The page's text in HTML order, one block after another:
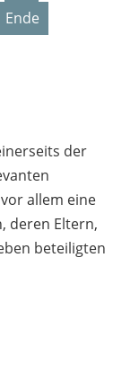
Ende
der
allem eine
deren Eltern,
beteiligten